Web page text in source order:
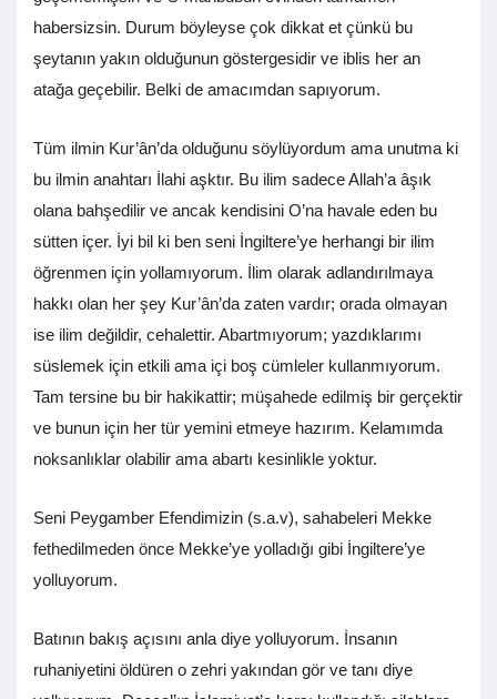
habersizsin. Durum böyleyse çok dikkat et çünkü bu
şeytanın yakın olduğunun göstergesidir ve iblis her an
atağa geçebilir. Belki de amacımdan sapıyorum.
Tüm ilmin Kur’ân’da olduğunu söylüyordum ama unutma ki
bu ilmin anahtarı İlahi aşktır. Bu ilim sadece Allah’a âşık
olana bahşedilir ve ancak kendisini O’na havale eden bu
sütten içer. İyi bil ki ben seni İngiltere’ye herhangi bir ilim
öğrenmen için yollamıyorum. İlim olarak adlandırılmaya
hakkı olan her şey Kur’ân’da zaten vardır; orada olmayan
ise ilim değildir, cehalettir. Abartmıyorum; yazdıklarımı
süslemek için etkili ama içi boş cümleler kullanmıyorum.
Tam tersine bu bir hakikattir; müşahede edilmiş bir gerçektir
ve bunun için her tür yemini etmeye hazırım. Kelamımda
noksanlıklar olabilir ama abartı kesinlikle yoktur.
Seni Peygamber Efendimizin (s.a.v), sahabeleri Mekke
fethedilmeden önce Mekke’ye yolladığı gibi İngiltere’ye
yolluyorum.
Batının bakış açısını anla diye yolluyorum. İnsanın
ruhaniyetini öldüren o zehri yakından gör ve tanı diye